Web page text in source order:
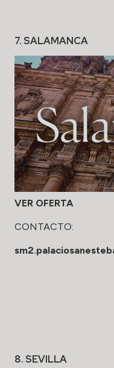
7. SALAMANCA
VER OFERTA
CONTACTO:
8. SEVILLA